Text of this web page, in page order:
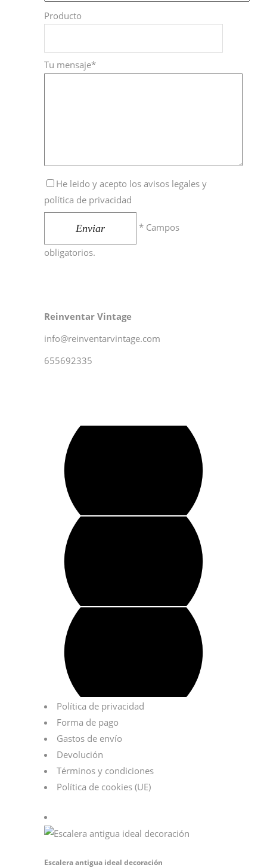
Producto
Tu mensaje*
He leido y acepto los avisos legales y
política de privacidad
Enviar * Campos
obligatorios.
Reinventar Vintage
info@reinventarvintage.com
655692335
Política de privacidad
Forma de pago
Gastos de envío
Devolución
Términos y condiciones
Política de cookies (UE)
Escalera antigua ideal decoración